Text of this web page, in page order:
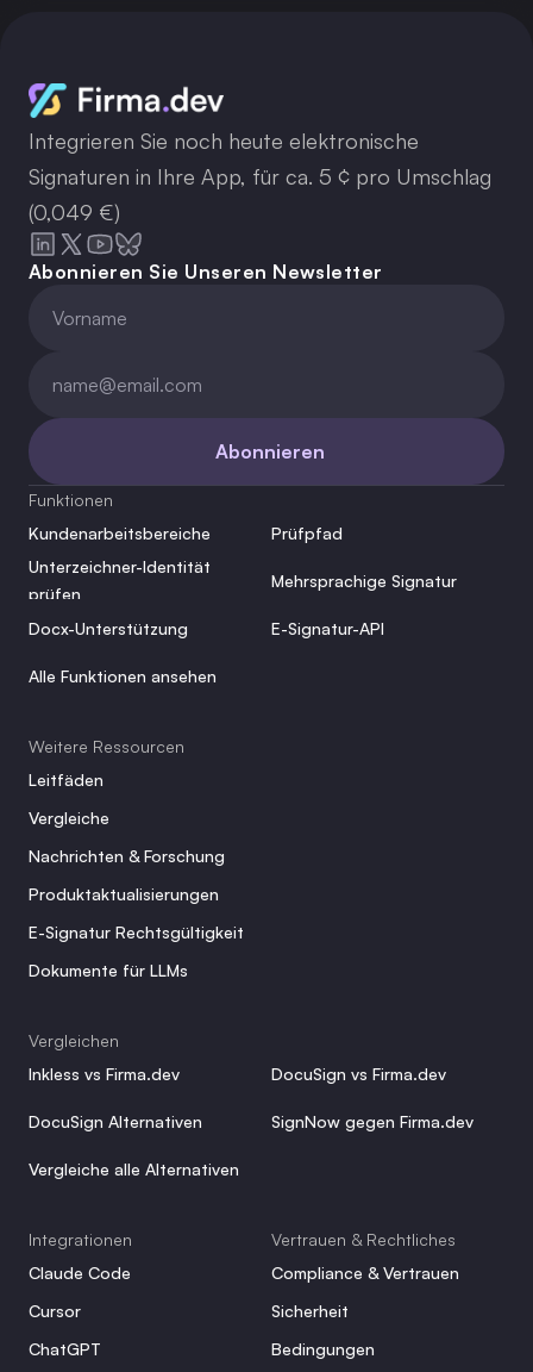
Integrieren Sie noch heute elektronische
Signaturen in Ihre App, für ca. 5 ¢ pro Umschlag
(0,049 €)
Abonnieren Sie Unseren Newsletter
Abonnieren
Funktionen
Kundenarbeitsbereiche
Prüfpfad
Unterzeichner-Identität
prüfen
Mehrsprachige Signatur
Docx-Unterstützung E-Signatur-API
Alle Funktionen ansehen
Weitere Ressourcen
Leitfäden
Vergleiche
Nachrichten & Forschung
Produktaktualisierungen
E-Signatur Rechtsgültigkeit
Dokumente für LLMs
Vergleichen
Inkless vs Firma.dev
DocuSign vs Firma.dev
DocuSign Alternativen SignNow gegen Firma.dev
Vergleiche alle Alternativen
Integrationen
Claude Code
Cursor
ChatGPT
Vertrauen & Rechtliches
Compliance & Vertrauen
Sicherheit
Bedingungen